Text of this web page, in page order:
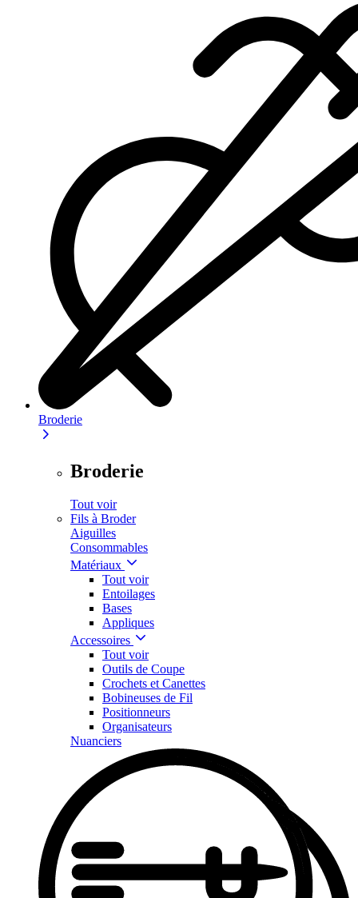
Broderie
Broderie
Tout voir
Fils à Broder
Aiguilles
Consommables
Matériaux
Tout voir
Entoilages
Bases
Appliques
Accessoires
Tout voir
Outils de Coupe
Crochets et Canettes
Bobineuses de Fil
Positionneurs
Organisateurs
Nuanciers